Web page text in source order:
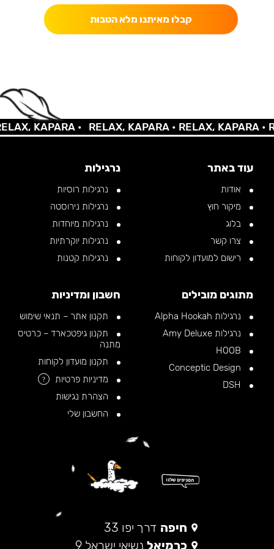
קבלו מאיתנו מלא הטבות
KAPARA • RELAX, KAPARA •RELAX, KAPARA •
עוד באתר
אודות
מיקור חוץ
בלוג
צרו קשר
רישום למועדון לקוחות
נרגילות
נרגילות רוסיות
נרגילות נירוסטה
נרגילות מיוחדות
נרגילות יוקרתיות
נרגילות קטנות
מתוגים מובילים
נרגילות Alpha Hookah
נרגילות Amy Deluxe
חשבון ומדיניות
תקנון אתר – תנאי שימוש
תקנון גיפטכארד – כרטיס
מתנה
תקנון מועדון לקוחות
מדיניות פרטיות
?
הצהרת נגישות
החשבון שלי
חיפה דרך יפו 33
כרמיאל נשיאי ישראל 9